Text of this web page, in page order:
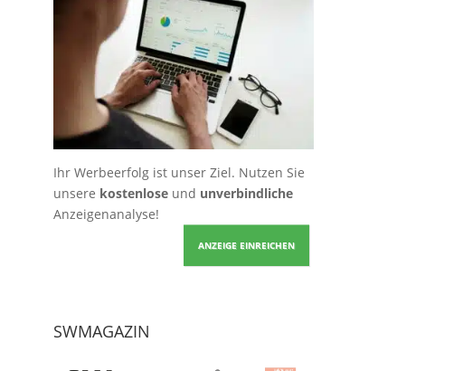
Ihr Werbeerfolg ist unser Ziel. Nutzen Sie
unsere kostenloseund unverbindliche
Anzeigenanalyse!
ANZEIGE EINREICHEN
SWMAGAZIN